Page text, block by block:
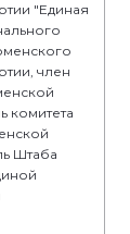
"Единая
член
комитета
Штаба